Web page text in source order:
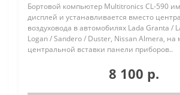
Бортовой компьютер Multitronics CL-590
дисплей и устанавливается вместо
воздуховода в автомобилях Lada Granta /
Logan / Sandero / Duster, Nissan Almera, на
центральной вставки панели приборов..
8 100 р.